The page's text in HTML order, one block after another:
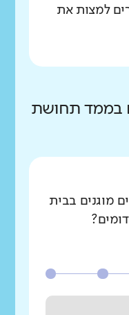
למצות את
בממד תחושת
מוגנים בבית